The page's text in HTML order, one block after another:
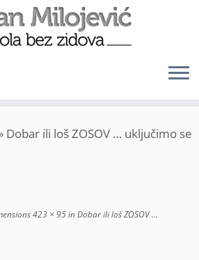
Dobar ili loš ZOSOV … uključimo se
423 × 95inDobar ili loš ZOSOV …